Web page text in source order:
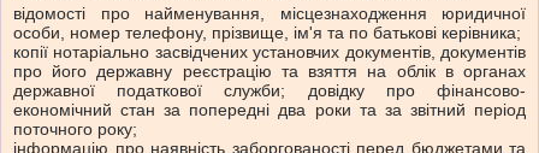
відомості про найменування, місцезнаходження юридичної
особи, номер телефону, прізвище, ім'я та по батькові керівника;
копії нотаріально засвідчених установчих документів, документів
про його державну реєстрацію та взяття на облік в органах
державної податкової служби; довідку про фінансово-
економічний стан за попередні два роки та за звітний період
поточного року;
інформацію про наявність заборгованості перед бюджетами та